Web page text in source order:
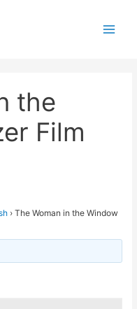
the
Film
› The Woman in the Window